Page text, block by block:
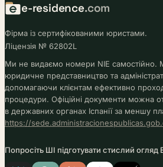
e-residence.com
Фірма із сертифікованими юристами.
Ліцензія № 62802L
Ми не видаємо номери NIE самостійно.
юридичне представництво та
допомагаючи клієнтам ефективно
процедури. Офіційні документи можна
в державних органах Іспанії за меншу
https://
Попросіть ШІ підготувати стислий огляд